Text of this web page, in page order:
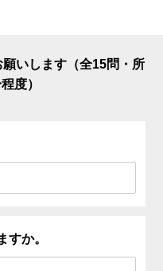
いします（全15問・所
度）
すか。